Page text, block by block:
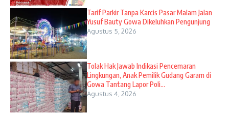
Tarif Parkir Tanpa Karcis Pasar Malam Jalan
Yusuf Bauty Gowa Dikeluhkan Pengunjung
Agustus 5, 2026
Tolak Hak Jawab Indikasi Pencemaran
Lingkungan, Anak Pemilik Gudang Garam di
Gowa Tantang Lapor Poli...
Agustus 4, 2026